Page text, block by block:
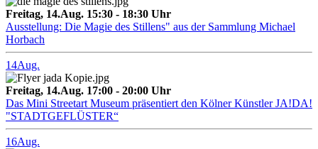
Freitag, 14.Aug. 15:30 - 18:30 Uhr
Ausstellung: Die Magie des Stillens" aus der Sammlung Michael
Horbach
14Aug.
Freitag, 14.Aug. 17:00 - 20:00 Uhr
Das Mini Streetart Museum präsentiert den Kölner Künstler JA!DA!
"STADTGEFLÜSTER“
16Aug.